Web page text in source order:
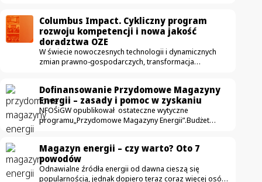
pokażemy, jak działa rozwiązanie pozwalające
sprowadzić rachunek za prąd do zera – i skąd bierze
się ta gwarancja. W pierwszym odcinku Michał Kopyść,
ekspert od nowoczesnej energetyki prosumenckiej,
wyjaśnia dwie podstawowe kwestie: czym w ogóle jest
Columbus Impact. Cykliczny program
rozwoju kompetencji i nowa jakość
doradztwa OZE
W świecie nowoczesnych technologii i dynamicznych
zmian prawno-gospodarczych, transformacja
bezkompromisowej merytoryki. W Columbus Energy
doskonale wiemy, że era zwykłej sprzedaży paneli
bezpowrotnie minęła. Dzisiejszy klient szuka partnera
biznesowego, który potrafi precyzyjnie zoptymalizować
intensywnego wdrożenia kadry sprzedażowej. Projekt
oficjalnie wystartował w maju…
Dofinansowanie Przydomowe Magazyny
Energii – zasady i pomoc w zyskaniu
NFOŚiGW opublikował ostateczne wytyczne
programu„Przydomowe Magazyny Energii”.Budżet
zaawansowane i bezpieczne rozwiązania. Sprawdź,
co musisz wiedzieć, zanim ruszy nabór. Program
Przydomowe Magazyny Energii – termin naboru Termin
uruchomienia nowego programu Przydomowe
Magazyn energii – czy warto? Oto 7
powodów
Odnawialne źródła energii od dawna cieszą się
popularnością, jednak dopiero teraz coraz więcej osób